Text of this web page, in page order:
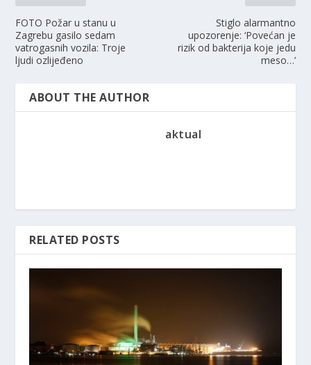
FOTO Požar u stanu u
Zagrebu gasilo sedam
vatrogasnih vozila: Troje
ljudi ozlijeđeno
Stiglo alarmantno
upozorenje: ‘Povećan je
rizik od bakterija koje jedu
meso…’
ABOUT THE AUTHOR
aktual
RELATED POSTS